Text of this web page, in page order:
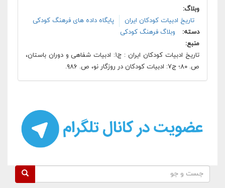
وبلاگ:
تاریخ ادبیات کودکان ایران
پایگاه داده های فرهنگ کودکی
دسته:
وبلاگ فرهنگ کودکی
منبع:
تاریخ ادبیات کودکان ایران : ج۱: ادبیات شفاهی و دوران باستان،
ص. ۸۰؛ ج۷: ادبیات کودکان در روزگار نو، ص. ۹۸۶.
فرم جستجو